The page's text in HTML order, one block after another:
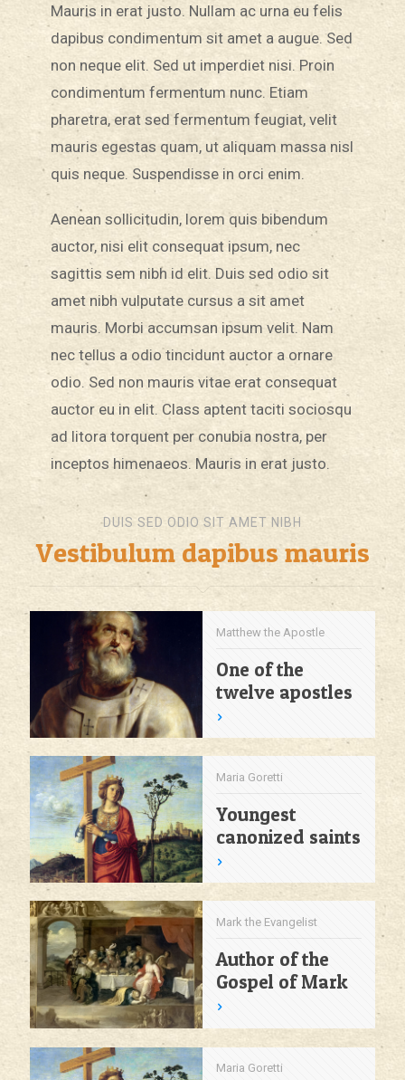
Mauris in erat justo. Nullam ac urna eu felis
dapibus condimentum sit amet a augue. Sed
non neque elit. Sed ut imperdiet nisi. Proin
condimentum fermentum nunc. Etiam
pharetra, erat sed fermentum feugiat, velit
mauris egestas quam, ut aliquam massa nisl
quis neque. Suspendisse in orci enim.
Aenean sollicitudin, lorem quis bibendum
auctor, nisi elit consequat ipsum, nec
sagittis sem nibh id elit. Duis sed odio sit
amet nibh vulputate cursus a sit amet
mauris. Morbi accumsan ipsum velit. Nam
nec tellus a odio tincidunt auctor a ornare
odio. Sed non mauris vitae erat consequat
auctor eu in elit. Class aptent taciti sociosqu
ad litora torquent per conubia nostra, per
inceptos himenaeos. Mauris in erat justo.
DUIS SED ODIO SIT AMET NIBH
Vestibulum dapibus mauris
Matthew the Apostle
One of the
twelve apostles
Maria Goretti
Youngest
canonized saints
Mark the Evangelist
Author of the
Gospel of Mark
Maria Goretti